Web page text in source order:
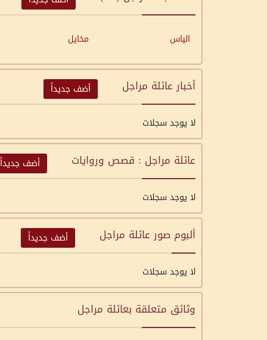
الياس مخايل
أخبار عائلة مراجل أضف جديداً
لا يوجد سجلات
عائلة مراجل : قصص وروايات أضف جديداً
لا يوجد سجلات
ألبوم صور عائلة مراجل أضف جديداً
لا يوجد سجلات
وثائق متعلقة بعائلة مراجل